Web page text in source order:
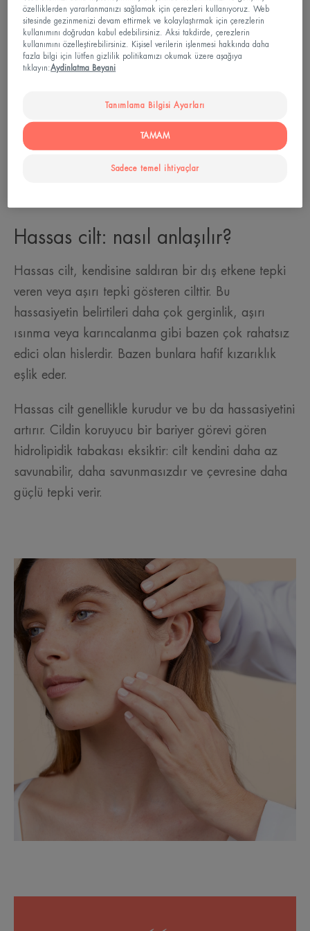
yüz derisiyle ilgilidir.
Yüzünüz soğuk bir rüzgara veya güneşe maruz
kaldığında hoş olmayan hisler ortaya çıkar. Yeni bir
karıncalanır veya ısınır. Duştan çıktığınızda cildiniz
gergin hissediyor. Bu size tanıdık geliyor mu? O
zaman cildiniz kesinlikle ortalamadan daha reaktif:
hassas cilt dediğimiz şey budur.
Hassas cilt: nasıl anlaşılır?
Hassas cilt, kendisine saldıran bir dış etkene tepki
veren veya aşırı tepki gösteren cilttir. Bu
hassasiyetin belirtileri daha çok gerginlik, aşırı
ısınma veya karıncalanma gibi bazen çok rahatsız
edici olan hislerdir. Bazen bunlara hafif kızarıklık
eşlik eder.
Hassas cilt genellikle kurudur ve bu da hassasiyetini
artırır. Cildin koruyucu bir bariyer görevi gören
hidrolipidik tabakası eksiktir: cilt kendini daha az
savunabilir, daha savunmasızdır ve çevresine daha
güçlü tepki verir.
özelliklerden yararlanmanızı sağlamak için çerezleri kullanıyoruz. Web
sitesinde gezinmenizi devam ettirmek ve kolaylaştırmak için çerezlerin
kullanımını doğrudan kabul edebilirsiniz. Aksi takdirde, çerezlerin
kullanımını özelleştirebilirsiniz. Kişisel verilerin işlenmesi hakkında daha
fazla bilgi için lütfen gizlilik politikamızı okumak üzere aşağıya
tıklayın:Aydinlatma Beyani
Tanımlama Bilgisi Ayarları
Sadece temel ihtiyaçlar
TAMAM